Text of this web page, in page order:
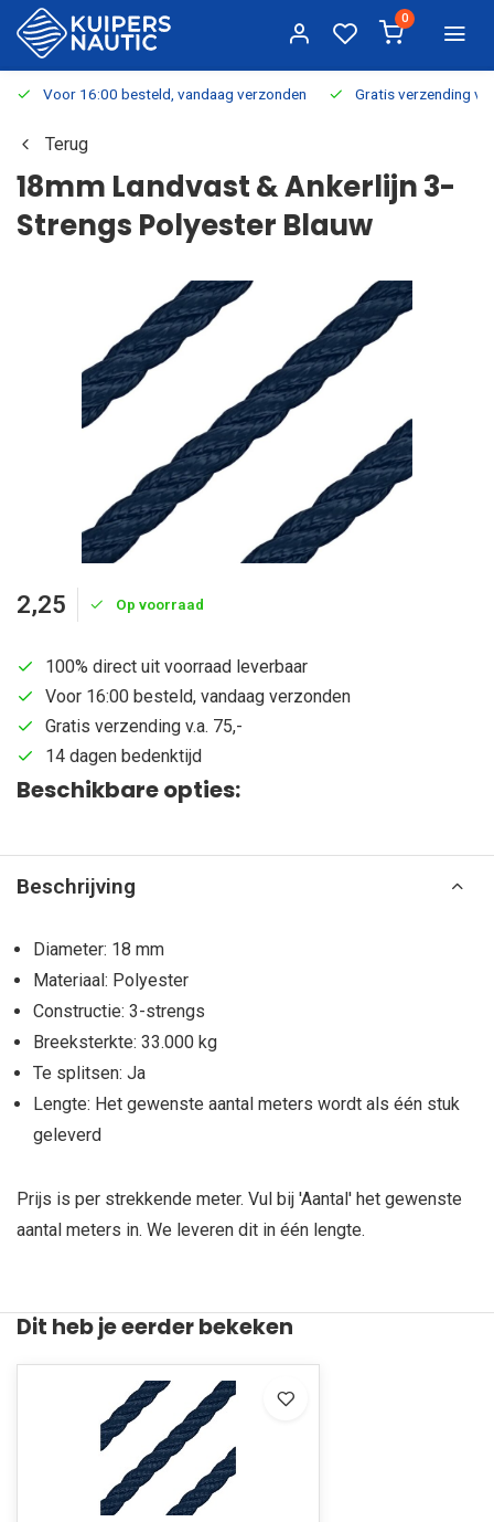
0
Voor 16:00 besteld, vandaag verzonden Gratis verzending
Terug
18mm Landvast & Ankerlijn 3-
Strengs Polyester Blauw
2,25 Op voorraad
100% direct uit voorraad leverbaar
Voor 16:00 besteld, vandaag verzonden
Gratis verzending v.a. 75,-
14 dagen bedenktijd
Beschikbare opties:
Beschrijving
Diameter: 18 mm
Materiaal: Polyester
Constructie: 3-strengs
Breeksterkte: 33.000 kg
Te splitsen: Ja
Lengte: Het gewenste aantal meters wordt als één stuk
geleverd
Prijs is per strekkende meter. Vul bij 'Aantal' het gewenste
aantal meters in. We leveren dit in één lengte.
Dit heb je eerder bekeken